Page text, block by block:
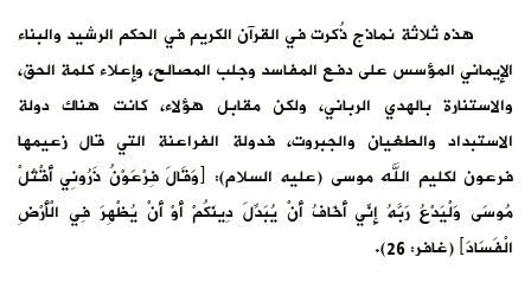
هذه ثلاثة نماذج ذُكرت في القرآن الكريم في الحكم الرشيد والبناء
الإيماني المؤسس على دفع المفاسد وجلب المصالح، وإعلاء كلمة الحق،
والاستنارة بالهدي الرباني، ولكن مقابل هؤلاء، كانت هناك دولة
الاستبداد والطغيان والجبروت، فدولة الفراعنة التي قال زعيمها
فرعون لكليم الله موسى (عليه السلام): ﴿وَقَالَ فِرْعَوْنُ ذَرُونِي أَقْتُلْ
مُوسَى وَلْيَدْعُ رَبَّهُ إِنِّي أَخَافُ أَنْ يُبَدِّلَ دِينَكُمْ أَوْ أَنْ يُظْهِرَ فِي الْأَرْضِ
الْفَسَادَ﴾ (غافر: 26).